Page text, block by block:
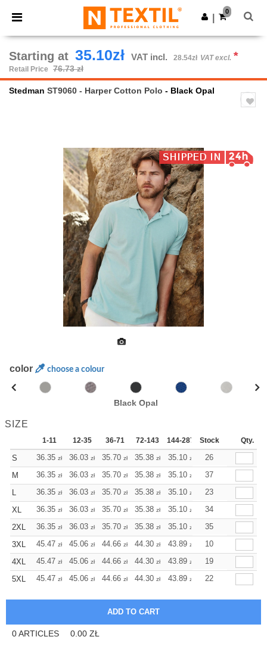
× Ntextil App
Better prices on app!
Get the app
0
Starting at 35.10zł VAT incl. 28.54zł VAT excl. *
Retail Price 76.73 zł
Stedman ST9060 - Harper Cotton Polo - Black Opal
color choose a colour
Black Opal
SIZE
1-11 12-35 36-71 72-143 144-287 288 + More
Stock Qty.
S 36.35 zł 36.03 zł 35.70 zł 35.38 zł 35.10 zł 35.10
26
M
36.35 zł 36.03 zł 35.70 zł 35.38 zł 35.10 zł 35.10
37
L
36.35 zł 36.03 zł 35.70 zł 35.38 zł 35.10 zł 35.10
23
XL
36.35 zł 36.03 zł 35.70 zł 35.38 zł 35.10 zł 35.10
34
2XL
36.35 zł 36.03 zł 35.70 zł 35.38 zł 35.10 zł 35.10
35
3XL
45.47 zł 45.06 zł 44.66 zł 44.30 zł 43.89 zł 43.89
10
4XL
45.47 zł 45.06 zł 44.66 zł 44.30 zł 43.89 zł 43.89
19
5XL
45.47 zł 45.06 zł 44.66 zł 44.30 zł 43.89 zł 43.89
22
0ARTICLES 0.00 ZŁ